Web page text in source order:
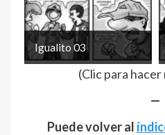
Igualito 03
(Clic para hacer
—
Puede volver al